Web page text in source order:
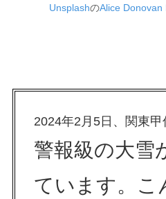
UnsplashのAlice Donovan
2024年2月5日、関東
警報級の大雪
ています。こ